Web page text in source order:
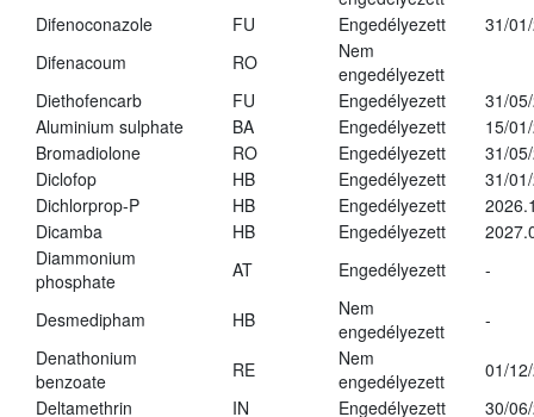
Difenoconazole
FU Engedélyezett
31/
Difenacoum
RO
Nem
engedélyezett
Diethofencarb
FU Engedélyezett
31/
Aluminium sulphate
BA Engedélyezett
15/
Bromadiolone
RO Engedélyezett
31/
Diclofop
HB Engedélyezett
31/
Dichlorprop-P
HB Engedélyezett
Dicamba
HB Engedélyezett
Diammonium
phosphate
AT Engedélyezett -
Desmedipham HB
Nem
engedélyezett
-
Denathonium
benzoate
RE
Nem
engedélyezett
01/
Deltamethrin
IN Engedélyezett
30/